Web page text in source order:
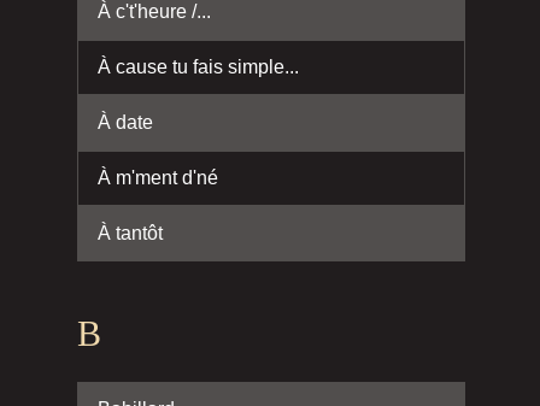
À c't'heure /...
À cause tu fais simple...
À date
À m'ment d'né
À tantôt
B